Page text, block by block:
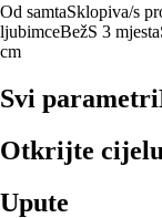
Od samtaSklopiva/s
ljubimceBežS 3 mjesta
cm
Svi parametri
Otkrijte
Upute